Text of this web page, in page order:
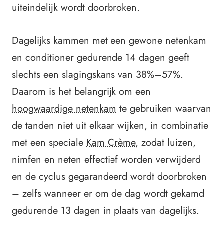
uiteindelijk wordt doorbroken.
Dagelijks kammen met een gewone netenkam
en conditioner gedurende 14 dagen geeft
slechts een slagingskans van 38%–57%.
Daarom is het belangrijk om een
hoogwaardige netenkam te gebruiken waarvan
de tanden niet uit elkaar wijken, in combinatie
met een speciale Kam Crème, zodat luizen,
nimfen en neten effectief worden verwijderd
en de cyclus gegarandeerd wordt doorbroken
– zelfs wanneer er om de dag wordt gekamd
gedurende 13 dagen in plaats van dagelijks.